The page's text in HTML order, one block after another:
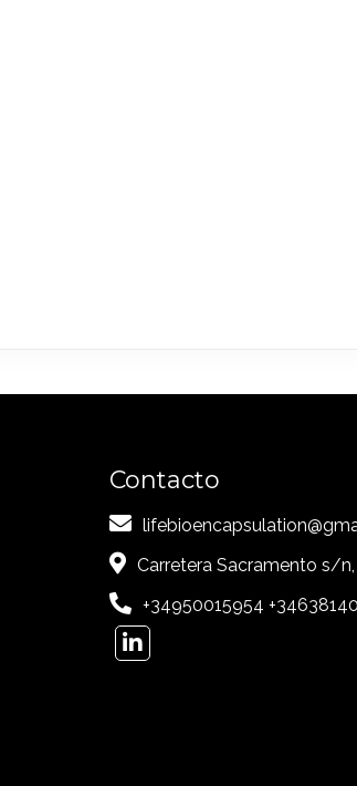
Contacto
Carretera Sacramento s/
+34950015954